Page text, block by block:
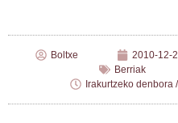
Boltxe 2010-12-
Berriak
Irakurtzeko denbora